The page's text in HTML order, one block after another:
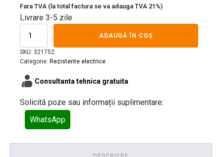
Fara TVA (la total factura se va adauga TVA 21%)
Livrare 3-5 zile
Cantitate
electrică
640W
ADAUGĂ ÎN COȘ
SKU: 321752
Categorie: Rezistente electrice
contacts_product Consultanta tehnica gratuita
Solicită poze sau informații suplimentare:
WhatsApp